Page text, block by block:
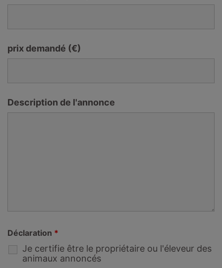
prix demandé (€)
Description de l'annonce
Déclaration *
Je certifie être le propriétaire ou l'éleveur des
animaux annoncés